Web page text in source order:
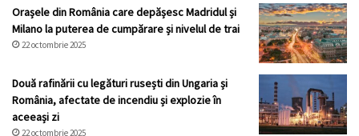
Orașele din România care depășesc Madridul și
Milano la puterea de cumpărare și nivelul de trai
22 octombrie 2025
Două rafinării cu legături rusești din Ungaria și
România, afectate de incendiu și explozie în
aceeași zi
22 octombrie 2025